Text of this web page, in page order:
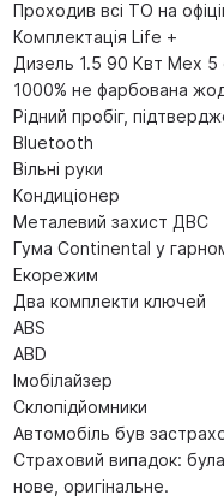
Проходив всі ТО на
Комплектація Life +
Дизель 1.5 90 Квт Мех 5
1000% не фарбована
Рідний пробіг,
Bluetooth
Вільні руки
Кондиціонер
Металевий захист ДВС
Гума Continental у
Екорежим
Два комплекти ключей
ABS
ABD
Імобілайзер
Склопідйомники
Автомобіль був
Страховий випадок:
нове, оригінальне.